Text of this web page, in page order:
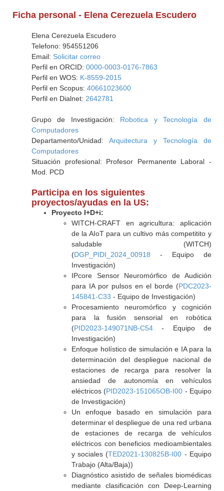
Ficha personal - Elena Cerezuela Escudero
Elena Cerezuela Escudero
Telefono: 954551206
Email: Solicitar correo
Perfil en ORCID: 0000-0003-0176-7863
Perfil en WOS: K-8559-2015
Perfil en Scopus: 40661023600
Perfil en Dialnet: 2642781
Grupo de Investigación: Robotica y Tecnología de
Computadores
Departamento/Unidad: Arquitectura y Tecnología de
Computadores
Situación profesional: Profesor Permanente Laboral -
Mod. PCD
Participa en los siguientes
proyectos/ayudas en la US:
Proyecto I+D+i:
WITCH-CRAFT en agricultura: aplicación
de la AIoT para un cultivo más competitito y
saludable (WITCH)
(DGP_PIDI_2024_00918 - Equipo de
Investigación)
IPcore Sensor Neuromórfico de Audición
para IA por pulsos en el borde (PDC2023-
145841-C33 - Equipo de Investigación)
Procesamiento neuromórfico y cognición
para la fusión sensorial en robótica
(PID2023-149071NB-C54- Equipo de
Investigación)
Enfoque holístico de simulación e IA para la
determinación del despliegue nacional de
estaciones de recarga para resolver la
ansiedad de autonomía en vehículos
eléctricos (PID2023-151065OB-I00 - Equipo
de Investigación)
Un enfoque basado en simulación para
determinar el despliegue de una red urbana
de estaciones de recarga de vehículos
eléctricos con beneficios medioambientales
y sociales (TED2021-130825B-I00 - Equipo
Trabajo (Alta/Baja))
Diagnóstico asistido de señales biomédicas
mediante clasificación con Deep-Learning